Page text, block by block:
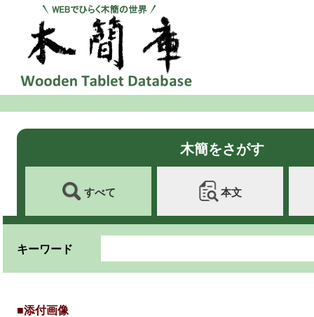
木簡をさがす
すべて 本文
キーワード
■添付画像